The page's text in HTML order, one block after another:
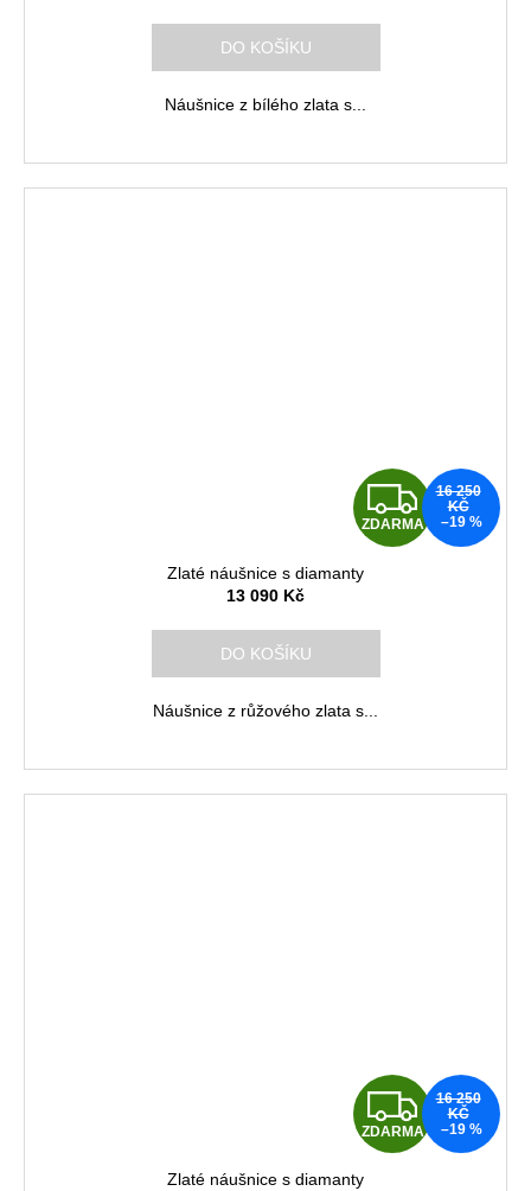
DO KOŠÍKU
Náušnice z bílého zlata s...
Z
D
ZDARMA
16 250
KČ
–19 %
Zlaté náušnice s diamanty
13 090 Kč
DO KOŠÍKU
Náušnice z růžového zlata s...
Z
D
ZDARMA
16 250
KČ
–19 %
Zlaté náušnice s diamanty